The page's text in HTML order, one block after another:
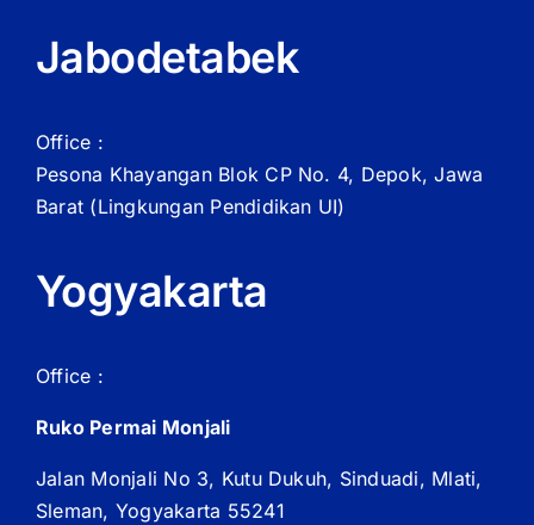
Jabodetabek
Office :
Pesona Khayangan Blok CP No. 4, Depok, Jawa
Barat (Lingkungan Pendidikan UI)
Yogyakarta
Office :
Ruko Permai Monjali
Jalan Monjali No 3, Kutu Dukuh, Sinduadi, Mlati,
Sleman, Yogyakarta 55241